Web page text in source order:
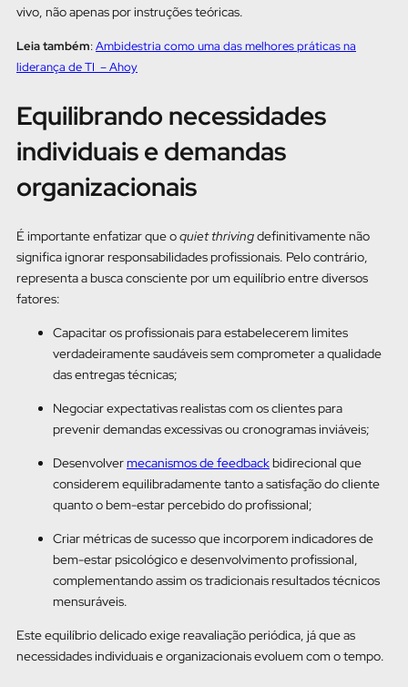
vivo, não apenas por instruções teóricas.
Leia também:Ambidestria como uma das melhores práticas na
liderança de TI – Ahoy
Equilibrando necessidades
individuais e demandas
organizacionais
É importante enfatizar que oquiet thrivingdefinitivamente não
significa ignorar responsabilidades profissionais. Pelo contrário,
representa a busca consciente por um equilíbrio entre diversos
fatores:
Capacitar os profissionais para estabelecerem limites
verdadeiramente saudáveis sem comprometer a qualidade
das entregas técnicas;
Negociar expectativas realistas com os clientes para
prevenir demandas excessivas ou cronogramas inviáveis;
Desenvolvermecanismos de feedbackbidirecional que
considerem equilibradamente tanto a satisfação do cliente
quanto o bem-estar percebido do profissional;
Criar métricas de sucesso que incorporem indicadores de
bem-estar psicológico e desenvolvimento profissional,
complementando assim os tradicionais resultados técnicos
mensuráveis.
Este equilíbrio delicado exige reavaliação periódica, já que as
necessidades individuais e organizacionais evoluem com o tempo.